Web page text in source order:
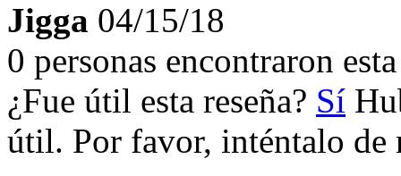
Jigga 04/15/18
0 personas encontraron
¿Fue útil esta reseña? Sí
útil. Por favor, inténtalo de